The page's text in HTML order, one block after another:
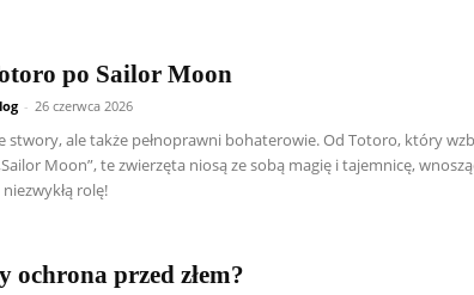
po Sailor Moon
- 26 czerwca 2026
ale także pełnoprawni bohaterowie. Od Totoro, który
Moon”, te zwierzęta niosą ze sobą magię i tajemnicę,
rolę!
ochrona przed złem?